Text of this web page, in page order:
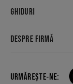
GHIDURI
DESPRE FIRMĂ
URMĂREȘTE-NE: